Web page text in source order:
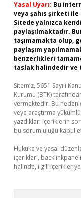
Yasal Uyarı: Bu
veya şahıs şirketi ile
Sitede yalnızca
paylaşılmaktadır.
taşımamakta olup,
paylaşım
benzerlikleri
taslak halindedir ve
Sitemiz, 5651 Sayılı
Kurumu (BTK)
vermektedir. Bu
veya araştırma
yazdıkları içeriklerin
bu sorumluluğu kabul
Hukuka ve yasal
içerikleri,
halinde, ilgili içerikler